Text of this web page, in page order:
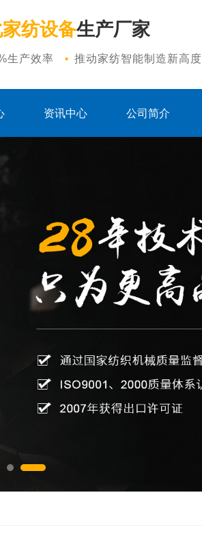
纺设备生产厂家
生产效率 · 推动家纺智能制造新高度
资讯中心 公司简介